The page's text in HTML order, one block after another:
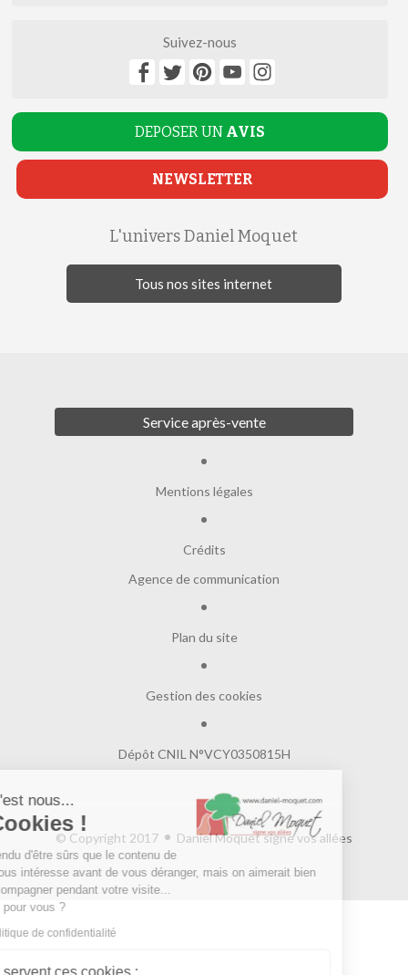
Suivez-nous
DEPOSER UN AVIS
NEWSLETTER
L'univers Daniel Moquet
Tous nos sites internet
Service après-vente
Mentions légales
Crédits
Agence de communication
Plan du site
Gestion des cookies
Dépôt CNIL N°VCY0350815H
© Copyright 2017 Daniel Moquet signe vos allées
Salut c'est nous...
les Cookies !
On a attendu d'être sûrs que le contenu de
ce site vous intéresse avant de vous déranger, mais on aimerait bien
vous accompagner pendant votre visite...
C'est OK pour vous ?
Lire la politique de confidentialité
À quoi servent ces cookies :